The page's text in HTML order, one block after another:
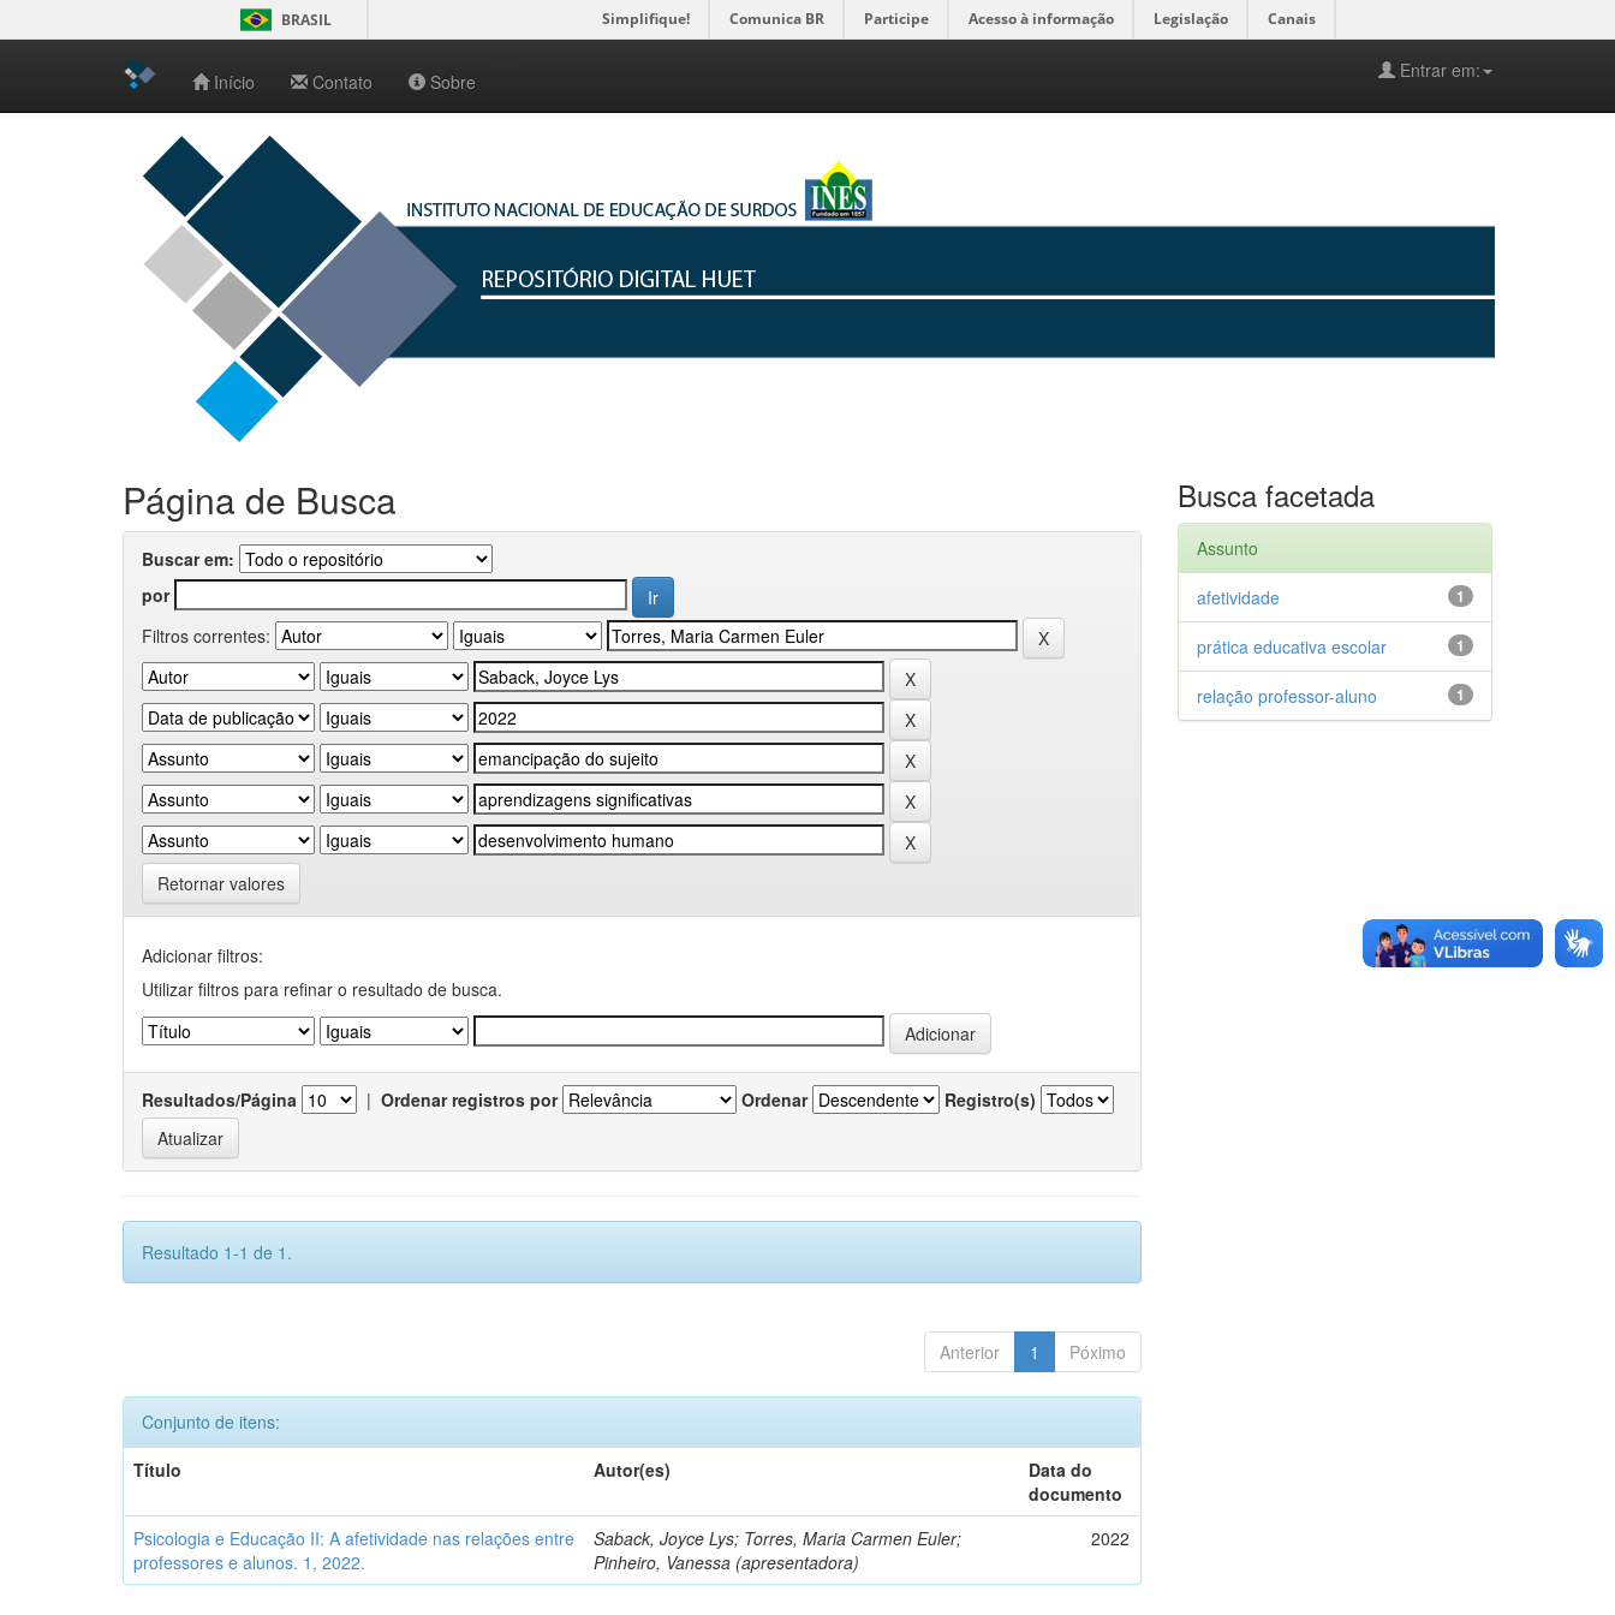
navigation
BRASIL Simplifique! Comunica BR Participe Acesso à informação Legislação Canais
Início Contato Sobre Entrar em:
Página de Busca
Buscar em:
por
Filtros correntes:
Retornar valores
Adicionar filtros:
Utilizar filtros para refinar o resultado de busca.
Resultados/Página | Ordenar registros por Ordenar Registro(s)
Resultado 1-1 de 1.
Anterior 1 Póximo
Conjunto de itens:
Título
Autor(es)
Data do
documento
Psicologia e Educação II: A afetividade nas relações entre
professores e alunos. 1, 2022.
Saback, Joyce Lys; Torres, Maria Carmen Euler;
Pinheiro, Vanessa (apresentadora)
2022
Busca facetada
Assunto
1
afetividade
1
prática educativa escolar
1
relação professor-aluno